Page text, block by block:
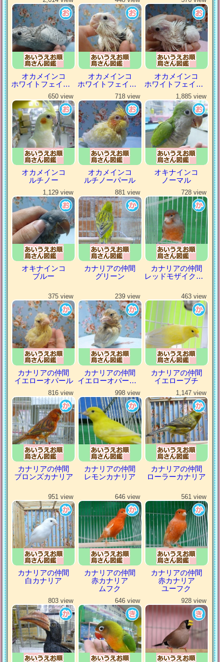
オカメインコ
ホワイトフェイスパール
オカメインコ
ホワイトフェイスパイド
オカメインコ
ホワイトフェイスヘビーパイド
650 view
オカメインコ
ルチノー
718 view
オカメインコ
ルチノーパール
1,885 view
オキナインコ
ノーマル
1,129 view
オキナインコ
ブルー
881 view
カナリアの仲間
グリーン
728 view
カナリアの仲間
レッドモザイクカナリア
375 view
カナリアの仲間
イエローオパール
239 view
カナリアの仲間
イエローオパールシナモン
463 view
カナリアの仲間
イエローブチ
816 view
カナリアの仲間
ブロンズカナリア
998 view
カナリアの仲間
レモンカナリア
1,147 view
カナリアの仲間
ローラーカナリア
951 view
カナリアの仲間
白カナリア
646 view
カナリアの仲間
赤カナリア
ムフク
561 view
カナリアの仲間
赤カナリア
ユーフク
803 view 646 view 928 view